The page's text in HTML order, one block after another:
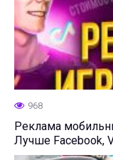
968
Реклама
Лучше Facebook,